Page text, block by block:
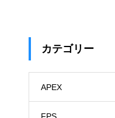
カテゴリー
APEX
FPS